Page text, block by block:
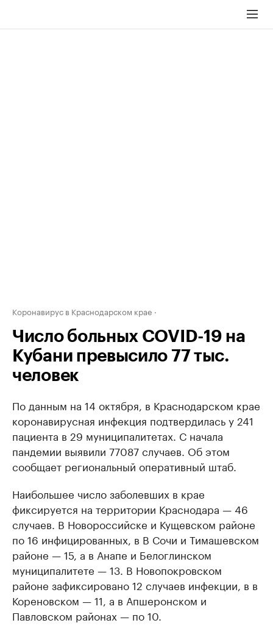
Коронавирус в Краснодарском крае
Число больных COVID-19 на
Кубани превысило 77 тыс.
человек
По данным на 14 октября, в Краснодарском крае
коронавирусная инфекция подтвердилась у 241
пациента в 29 муниципалитетах. С начала
пандемии выявили 77087 случаев. Об этом
сообщает региональный оперативный штаб.
Наибольшее число заболевших в крае
фиксируется на территории Краснодара — 46
случаев. В Новороссийске и Кущевском районе
по 16 инфицированных, в В Сочи и Тимашевском
районе — 15, а в Анапе и Белоглинском
муниципалитете — 13. В Новопокровском
районе зафиксировано 12 случаев инфекции, в в
Кореновском — 11, а в Апшеронском и
Павловском районах — по 10.